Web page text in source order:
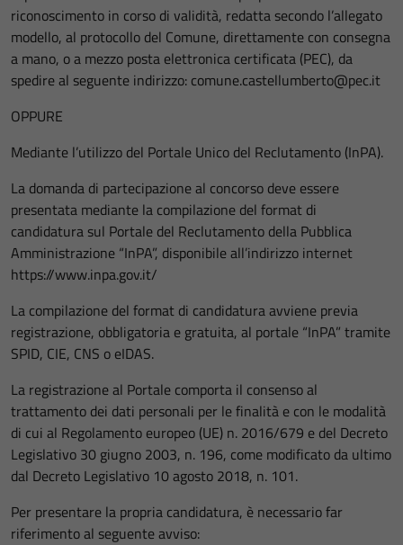
riconoscimento in corso di validità, redatta secondo l’allegato
modello, al protocollo del Comune, direttamente con consegna
a mano, o a mezzo posta elettronica certificata (PEC), da
spedire al seguente indirizzo: comune.castellumberto@pec.it
OPPURE
Mediante l’utilizzo del Portale Unico del Reclutamento (InPA).
La domanda di partecipazione al concorso deve essere
presentata mediante la compilazione del format di
candidatura sul Portale del Reclutamento della Pubblica
Amministrazione “InPA”, disponibile all’indirizzo internet
https://www.inpa.gov.it/
La compilazione del format di candidatura avviene previa
registrazione, obbligatoria e gratuita, al portale “InPA” tramite
SPID, CIE, CNS o eIDAS.
La registrazione al Portale comporta il consenso al
trattamento dei dati personali per le finalità e con le modalità
di cui al Regolamento europeo (UE) n. 2016/679 e del Decreto
Legislativo 30 giugno 2003, n. 196, come modificato da ultimo
dal Decreto Legislativo 10 agosto 2018, n. 101.
Per presentare la propria candidatura, è necessario far
riferimento al seguente avviso: